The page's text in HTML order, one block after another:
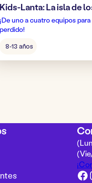
Kids-Lanta: La isla de
¡De uno a cuatro equipos
perdido!
del
8-13 años
¡
Facebook